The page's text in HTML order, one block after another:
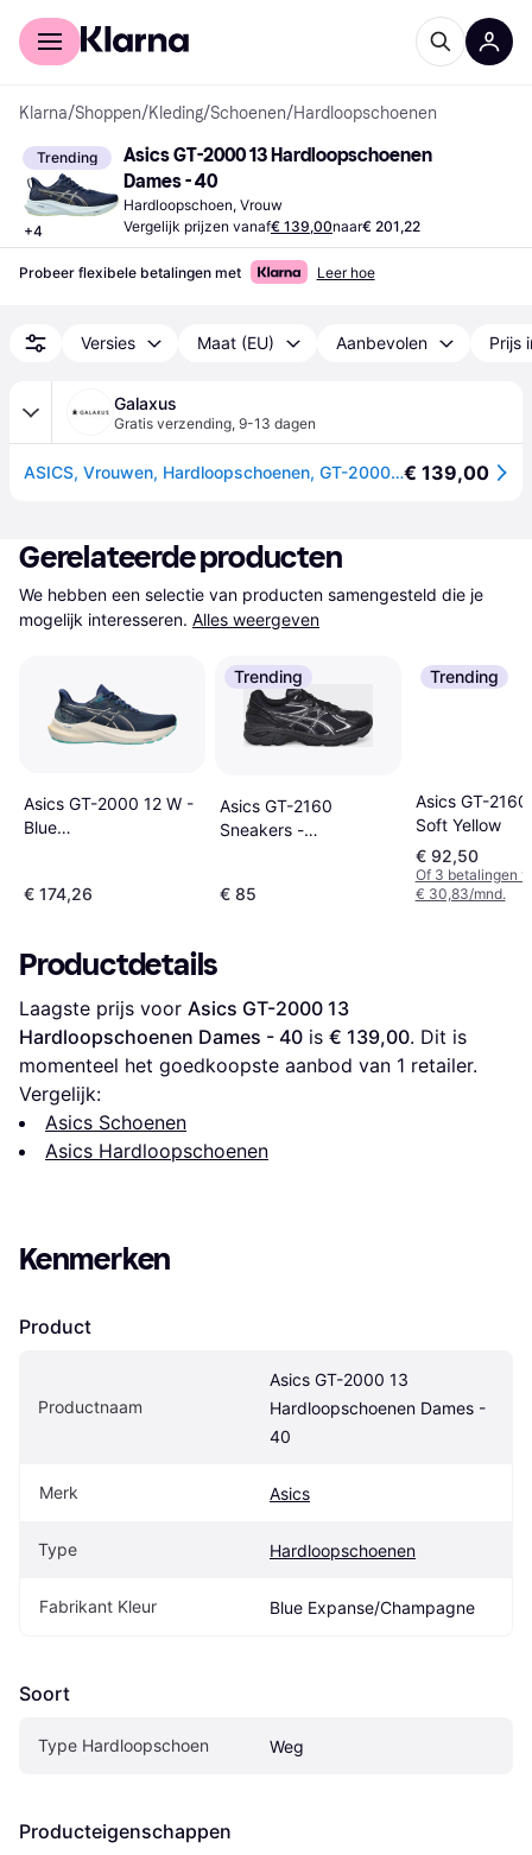
Voor shoppers
Klarna/Shoppen/Kleding/Schoenen/Hardloopschoenen
Trending
+4
Asics GT-2000 13 Hardloopschoenen
Dames - 40
Hardloopschoen, Vrouw
Vergelijk prijzen vanaf€ 139,00naar€ 201,22
Probeer flexibele betalingen met Leer hoe
Versies Maat (EU) Aanbevolen Prijs
Galaxus
Gratis verzending, 9-13 dagen
ASICS, Vrouwen, Hardloopschoenen, GT-2000 13 (40.5), Blauw€ 139,00
Gerelateerde producten
We hebben een selectie van producten samengesteld die je
mogelijk interesseren. Alles weergeven
Asics GT-2000 12 W -
Blue
€ 174,26
Trending
Asics GT-2160
Sneakers -
€ 85
Trending
Asics GT-
Soft Yellow
€ 92,50
Of 3 betalingen
€ 30,83/mnd.
Productdetails
Laagste prijs voor Asics GT-2000 13
Hardloopschoenen Dames - 40 is € 139,00. Dit is
momenteel het goedkoopste aanbod van 1 retailer.
Vergelijk:
Asics Schoenen
Asics Hardloopschoenen
Kenmerken
Product
Productnaam
Asics GT-2000 13
Hardloopschoenen Dames -
40
Merk Asics
Type Hardloopschoenen
Fabrikant Kleur Blue Expanse/Champagne
Soort
Type Hardloopschoen Weg
Producteigenschappen